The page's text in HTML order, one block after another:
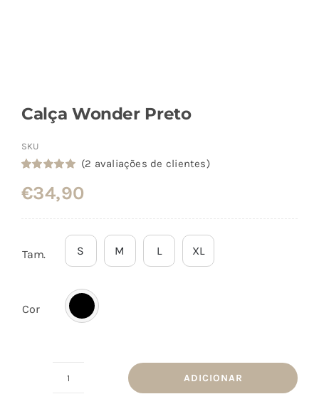
Calça Wonder Preto
SKU
com5.00 em
5 com base
(2 avaliações de clientes)
€34,90
Tam. S M L XL
Cor
ADICIONAR